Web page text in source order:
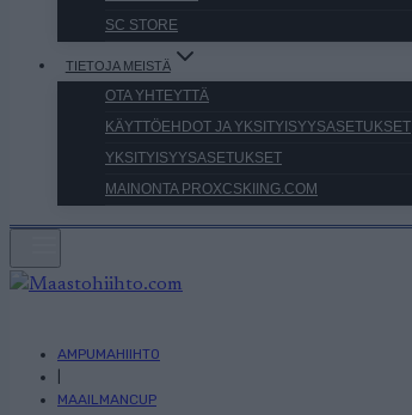
SC STORE
TIETOJA MEISTÄ
OTA YHTEYTTÄ
KÄYTTÖEHDOT JA YKSITYISYYSASETUKSET
YKSITYISYYSASETUKSET
MAINONTA PROXCSKIING.COM
AMPUMAHIIHTO
MAAILMANCUP